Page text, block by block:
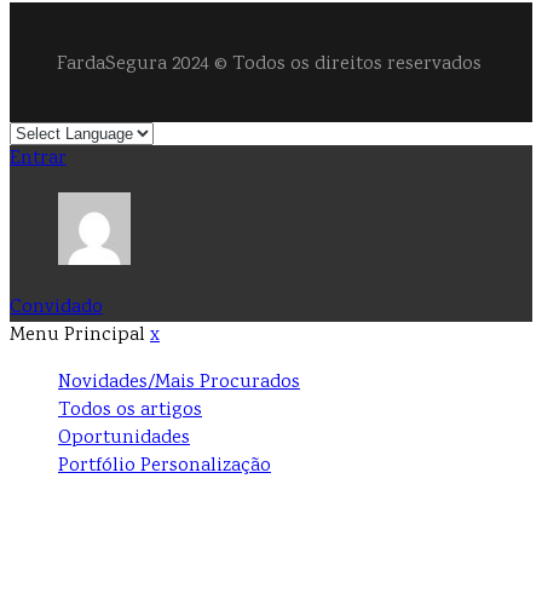
FardaSegura 2024 © Todos os direitos reservados
Entrar
Convidado
Menu Principal x
Novidades/Mais Procurados
Todos os artigos
Oportunidades
Portfólio Personalização